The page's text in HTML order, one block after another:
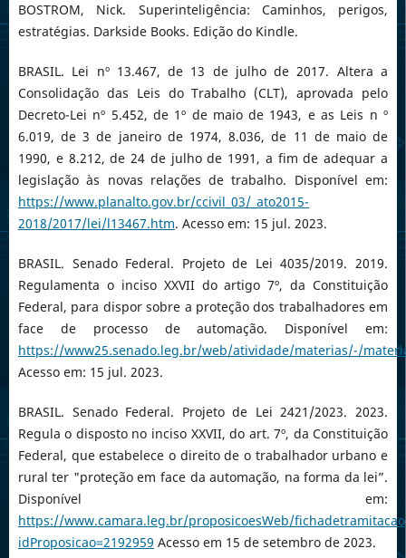
BOSTROM, Nick. Superinteligência: Caminhos, perigos,
estratégias. Darkside Books. Edição do Kindle.
BRASIL. Lei nº 13.467, de 13 de julho de 2017. Altera a
Consolidação das Leis do Trabalho (CLT), aprovada pelo
Decreto-Lei nº 5.452, de 1º de maio de 1943, e as Leis n º
6.019, de 3 de janeiro de 1974, 8.036, de 11 de maio de
1990, e 8.212, de 24 de julho de 1991, a fim de adequar a
legislação às novas relações de trabalho. Disponível em:
https://www.planalto.gov.br/ccivil_03/_ato2015-
2018/2017/lei/l13467.htm. Acesso em: 15 jul. 2023.
BRASIL. Senado Federal. Projeto de Lei 4035/2019. 2019.
Regulamenta o inciso XXVII do artigo 7º, da Constituição
Federal, para dispor sobre a proteção dos trabalhadores em
face de processo de automação. Disponível em:
https://www25.senado.leg.br/web/atividade/materias/-/
Acesso em: 15 jul. 2023.
BRASIL. Senado Federal. Projeto de Lei 2421/2023. 2023.
Regula o disposto no inciso XXVII, do art. 7º, da Constituição
Federal, que estabelece o direito de o trabalhador urbano e
rural ter "proteção em face da automação, na forma da lei”.
Disponível em:
https://www.camara.leg.br/proposicoesWeb/
idProposicao=2192959 Acesso em 15 de setembro de 2023.